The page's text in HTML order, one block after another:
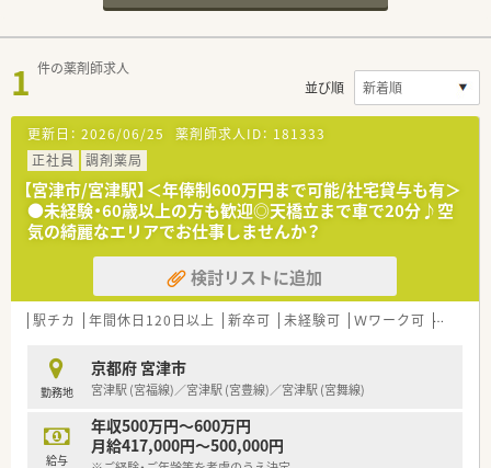
1 件の薬剤師求人
並び順
更新日： 2026/06/25 薬剤師求人ID： 181333
正社員
調剤薬局
【宮津市/宮津駅】＜年俸制600万円まで可能/社宅貸与も有＞
●未経験・60歳以上の方も歓迎◎天橋立まで車で20分♪空
気の綺麗なエリアでお仕事しませんか？
検討リストに追加
駅チカ 年間休日120日以上 新卒可 未経験可 Ｗワーク可 残業な
勤務地
京都府 宮津市
宮津駅 (宮福線)／宮津駅 (宮豊線)／宮津駅 (宮舞線)
給与
年収500万円～600万円
月給417,000円～500,000円